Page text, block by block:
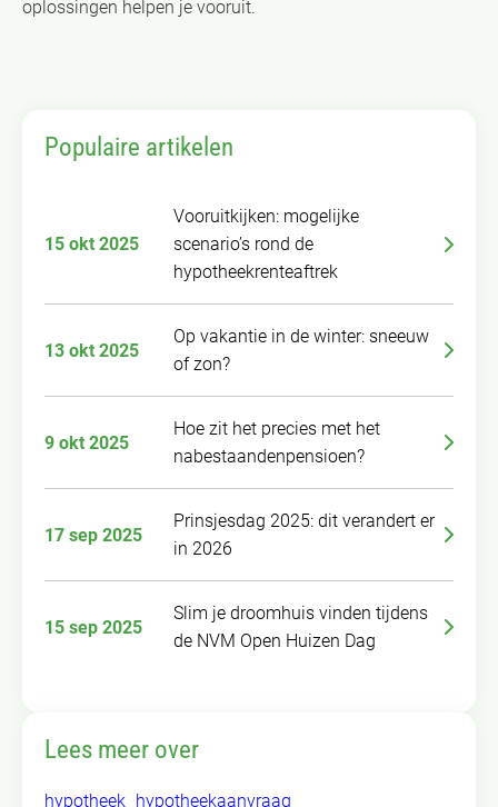
oplossingen helpen je vooruit.
Populaire artikelen
15 okt 2025
Vooruitkijken: mogelijke
scenario’s rond de
hypotheekrenteaftrek
13 okt 2025
Op vakantie in de winter: sneeuw
of zon?
9 okt 2025
Hoe zit het precies met het
nabestaandenpensioen?
17 sep 2025
Prinsjesdag 2025: dit verandert er
in 2026
15 sep 2025
Slim je droomhuis vinden tijdens
de NVM Open Huizen Dag
Lees meer over
hypotheek hypotheekaanvraag